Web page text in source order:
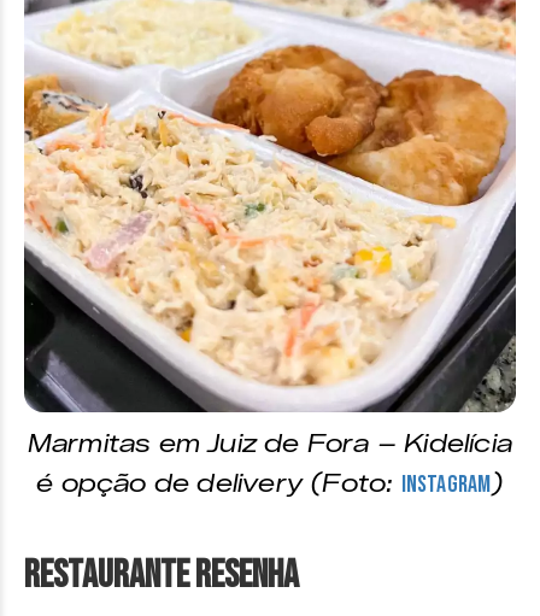
Marmitas em Juiz de Fora – Kidelícia
é opção de delivery (Foto: Instagram)
Restaurante Resenha